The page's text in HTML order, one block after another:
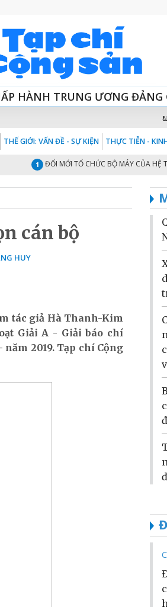
HÀNH TRUNG ƯƠNG ĐẢNG
THẾ GIỚI: VẤN ĐỀ - SỰ KIỆN THỰC TIỄN -
ĐỔI MỚI TỔ CHỨC BỘ MÁY CỦA HỆ
cán bộ
HUY
tác giả Hà Thanh-Kim
Giải A - Giải báo chí
2019. Tạp chí Cộng